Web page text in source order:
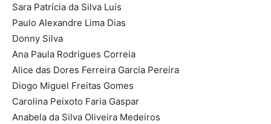
Sara Patrícia da Silva Luís
Paulo Alexandre Lima Dias
Donny Silva
Ana Paula Rodrigues Correia
Alice das Dores Ferreira Garcia Pereira
Diogo Miguel Freitas Gomes
Carolina Peixoto Faria Gaspar
Anabela da Silva Oliveira Medeiros